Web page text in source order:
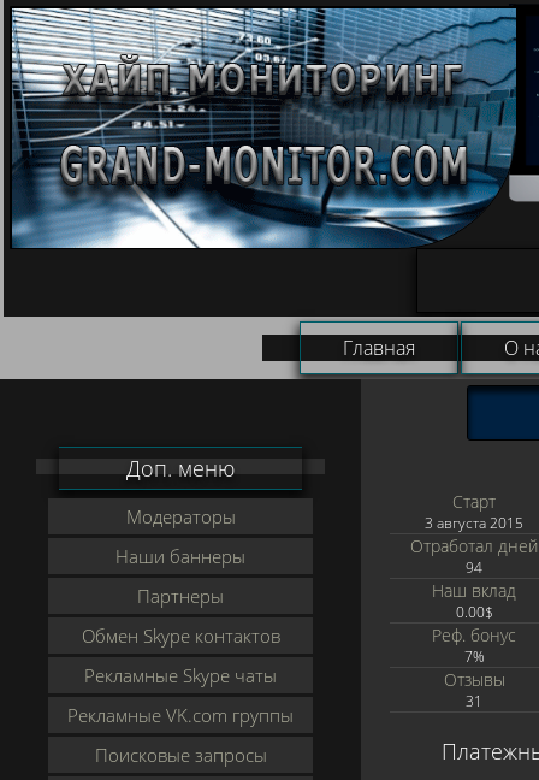
Главная О
Доп. меню
Модераторы
Наши баннеры
Партнеры
Обмен Skype контактов
Рекламные Skype чаты
Рекламные VK.com группы
Поисковые запросы
Старт
3 августа 2015
Отработал дней
94
Наш вклад
0.00$
Реф. бонус
7%
Отзывы
31